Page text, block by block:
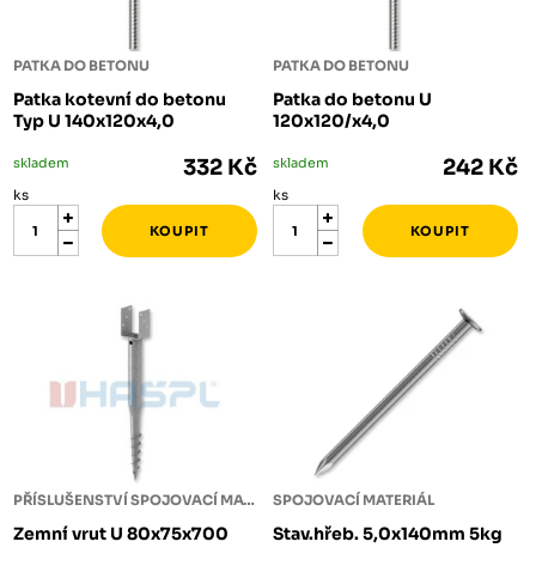
PATKA DO BETONU
Patka kotevní do betonu
Typ U 140x120x4,0
skladem 332 Kč
ks
PATKA DO BETONU
Patka do betonu U
120x120/x4,0
skladem 242 Kč
ks
PŘÍSLUŠENSTVÍ SPOJOVACÍ MATERIÁL
Zemní vrut U 80x75x700
SPOJOVACÍ MATERIÁL
Stav.hřeb. 5,0x140mm 5kg